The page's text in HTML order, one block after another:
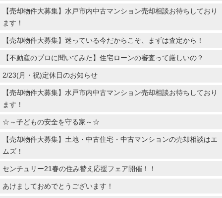
【売却物件大募集】水戸市内中古マンション売却相談お待ちしており
ます！
【売却物件大募集】迷っている今だからこそ、まずは査定から！
【不動産のプロに聞いてみた】住宅ローンの審査って厳しいの？
2/23(月・祝)定休日のお知らせ
【売却物件大募集】水戸市内中古マンション売却相談お待ちしており
ます！
☆～子どもの安全を守る家～☆
【売却物件大募集】土地・中古住宅・中古マンションの売却相談はエ
ムズ！
センチュリー21春の住み替え応援フェア開催！！
あけましておめでとうございます！